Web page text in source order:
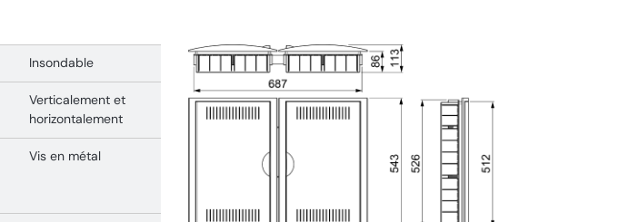
Insondable
Verticalement et
horizontalement
Vis en métal